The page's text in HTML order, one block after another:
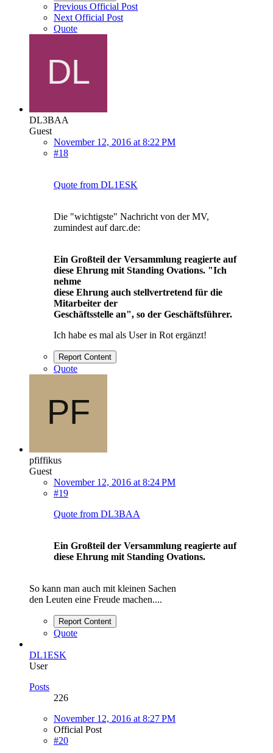
Previous Official Post
Next Official Post
Quote
DL3BAA
Guest
November 12, 2016 at 8:22 PM
#18
Quote from DL1ESK
Die "wichtigste" Nachricht von der MV,
zumindest auf darc.de:
Ein Großteil der Versammlung reagierte auf
diese Ehrung mit Standing Ovations. "Ich
nehme
diese Ehrung auch stellvertretend für die
Mitarbeiter der
Geschäftsstelle an", so der Geschäftsführer.
Ich habe es mal als User in Rot ergänzt!
Report Content
Quote
pfiffikus
Guest
November 12, 2016 at 8:24 PM
#19
Quote from DL3BAA
Ein Großteil der Versammlung reagierte auf
diese Ehrung mit Standing Ovations.
So kann man auch mit kleinen Sachen
den Leuten eine Freude machen....
Report Content
Quote
DL1ESK
User
Posts
226
November 12, 2016 at 8:27 PM
Official Post
#20